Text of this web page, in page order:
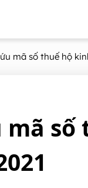
mã số thuế hộ
số